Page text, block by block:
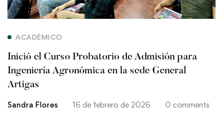
de
Admisión
para
Ingeniería
ACADÉMICO
Inició el Curso Probatorio de Admisión para
Ingeniería Agronómica en la sede General
Artigas
Sandra Flores 16 de febrero de 2026 0 comments